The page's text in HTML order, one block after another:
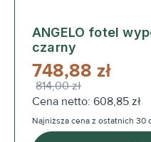
ANGELO fotel
czarny
748,88 zł
814,00 zł
Cena netto: 608,85 zł
Najniższa cena z ostatnich 30